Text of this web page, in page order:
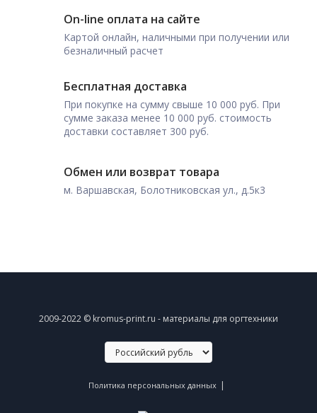
On-line оплата на сайте
Картой онлайн, наличными при получении или
безналичный расчет
Бесплатная доставка
При покупке на сумму свыше 10 000 руб. При
сумме заказа менее 10 000 руб. стоимость
доставки составляет 300 руб.
Обмен или возврат товара
м. Варшавская, Болотниковская ул., д.5к3
2009-2022 © kromus-print.ru - материалы для оргтехники
Политика персональных данных |